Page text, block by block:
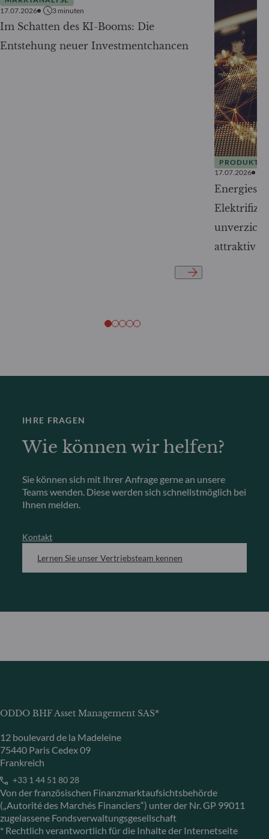
17.07.2026
3 minuten
Im Schatten des KI-Booms: Die
Entstehung neuer Investmentchancen
PRODUKTE
17.07.2026
attraktiv
IHRE FRAGEN
Wie können wir helfen?
Sie können sich mit Ihrer Anfrage gerne an unsere
Teams wenden. Diese werden sich schnellstmöglich bei
Ihnen melden.
Kontakt
Lernen Sie unser Vertriebsteam kennen
ODDO BHF Asset Management SAS*
12 boulevard de la Madeleine
75440 Paris Cedex 09
Frankreich
+33 1 44 51 80 28
Von der französischen Finanzmarktaufsichtsbehörde
(„Autorité des Marchés Financiers“) unter der Nr. GP 99011
zugelassene Fondsverwaltungsgesellschaft
* Rechtlich verantwortlich für die Inhalte der Internetseite